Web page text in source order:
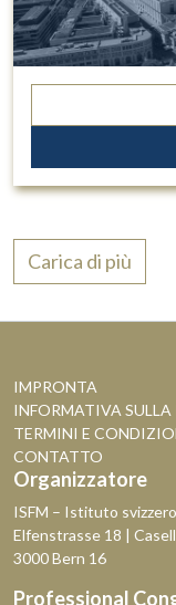
Carica di più
IMPRONTA
INFORMATIVA SULLA
TERMINI E
CONTATTO
Organizzatore
ISFM – Istituto
Elfenstrasse 18 |
3000 Bern 16
Professional